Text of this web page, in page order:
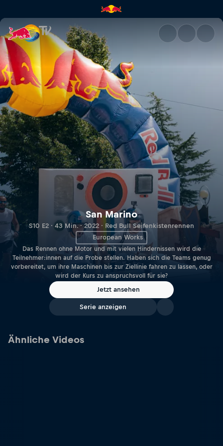
San Marino | Red Bull TV
San Marino
S10 E2 · 43 Min. · 2022 · Red Bull Seifenkistenrennen
European Works
Das Rennen ohne Motor und mit vielen Hindernissen wird die
Teilnehmer:innen auf die Probe stellen. Haben sich die Teams genug
vorbereitet, um ihre Maschinen bis zur Ziellinie fahren zu lassen, oder
wird der Kurs zu anspruchsvoll für sie?
Jetzt ansehen
Serie anzeigen
Ähnliche Videos